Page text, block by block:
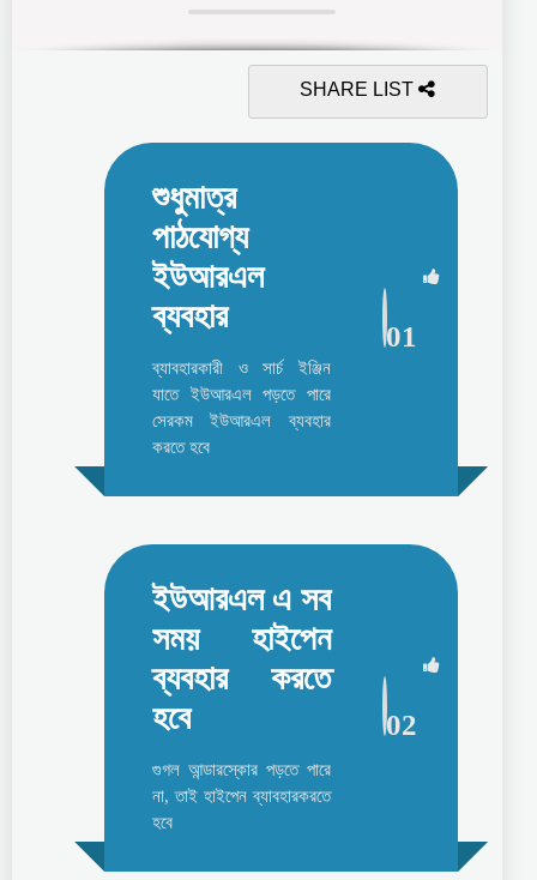
SHARE LIST
শুধুমাত্র
পাঠযোগ্য
ইউআরএল
ব্যবহার
ব্যাবহারকারী ও সার্চ ইঞ্জিন
যাতে ইউআরএল পড়তে পারে
সেরকম ইউআরএল ব্যবহার
করতে হবে
01
ইউআরএল এ সব
সময় হাইপেন
ব্যবহার করতে
হবে
গুগল আন্ডারস্কোর পড়তে পারে
না, তাই হাইপেন ব্যাবহারকরতে
হবে
02